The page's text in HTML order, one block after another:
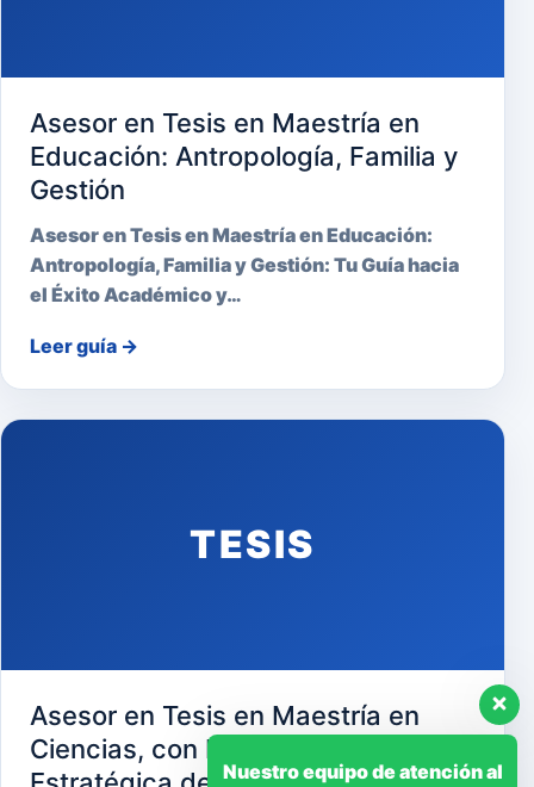
Asesor en Tesis en Maestría en
Educación: Antropología, Familia y
Gestión
Asesor en Tesis en Maestría en Educación:
Antropología, Familia y Gestión: Tu Guía hacia
el Éxito Académico y…
Leer guía →
TESIS
Asesor en Tesis en Maestría en
Ciencias, con Mención en Gerencia
Nuestro equipo de atención al